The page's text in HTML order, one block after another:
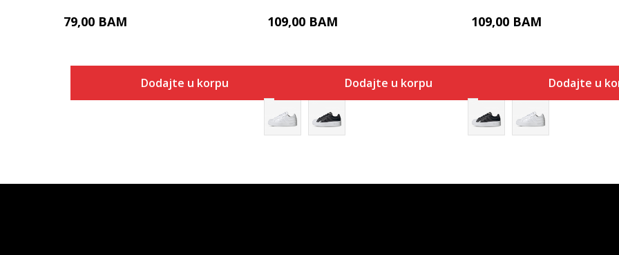
79,00 BAM
Dodajte u korpu
109,00 BAM
Dodajte u korpu
109,00 BAM
Dodajte u